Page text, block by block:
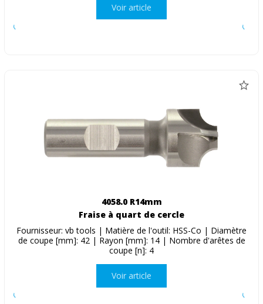
Voir article
4058.0 R14mm
Fraise à quart de cercle
Fournisseur: vb tools | Matière de l'outil: HSS-Co | Diamètre
de coupe [mm]: 42 | Rayon [mm]: 14 | Nombre d'arêtes de
coupe [n]: 4
Voir article